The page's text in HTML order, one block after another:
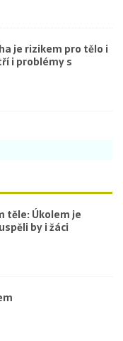
je rizikem pro tělo i
i problémy s
těle: Úkolem je
by i žáci